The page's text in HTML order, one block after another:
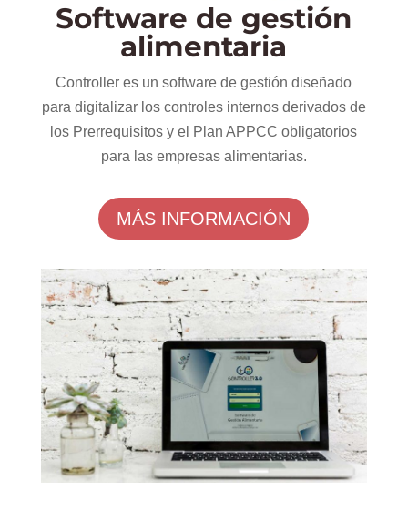
Software de gestión
alimentaria
Controller es un software de gestión diseñado
para digitalizar los controles internos derivados de
los Prerrequisitos y el Plan APPCC obligatorios
para las empresas alimentarias.
MÁS INFORMACIÓN